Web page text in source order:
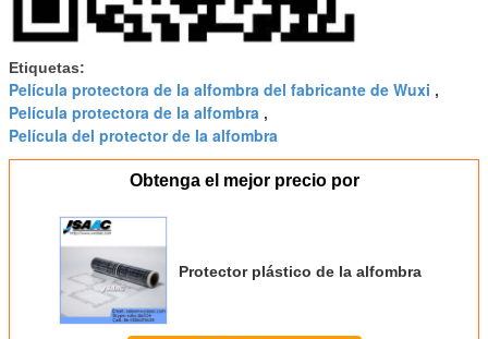
Etiquetas:
Película protectora de la alfombra del fabricante de Wuxi ,
Película protectora de la alfombra ,
Película del protector de la alfombra
Obtenga el mejor precio por
Protector plástico de la alfombra